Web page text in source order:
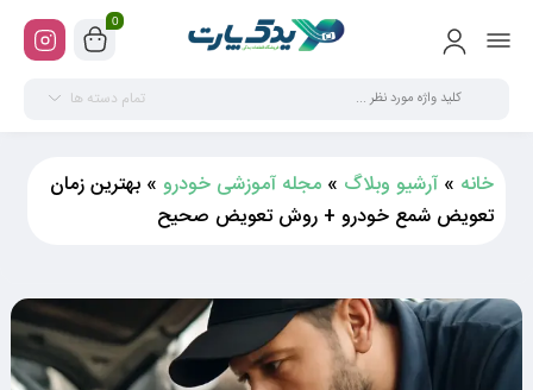
0
تمام دسته ها
خانه » آرشیو وبلاگ » مجله آموزشی خودرو » بهترین زمان
تعویض شمع خودرو + روش تعویض صحیح